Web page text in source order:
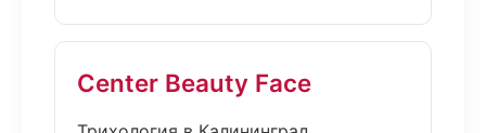
Center Beauty Face